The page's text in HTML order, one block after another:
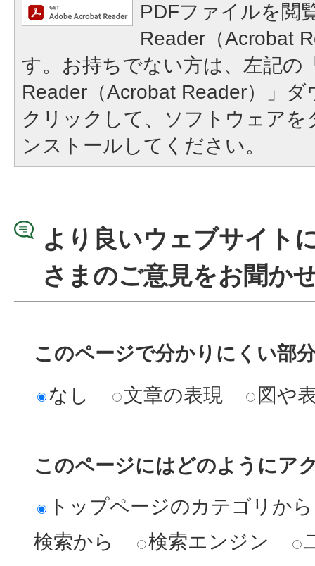
PDFファイルを閲
Reader（Acrobat
す。お持ちでない方は、左記の
Reader（Acrobat Reader）」
クリックして、ソフトウェア
ンストールしてください。
より良いウェブサイト
さまのご意見をお聞か
このページで分かりにくい部
なし
文章の表現 図や
このページにはどのようにア
トップページのカテゴリから
検索から
検索エンジン